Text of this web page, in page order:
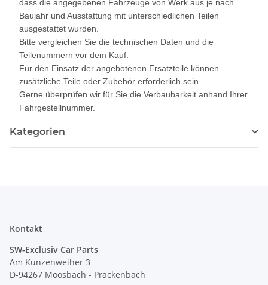
dass die angegebenen Fahrzeuge von Werk aus je nach
Baujahr und Ausstattung mit unterschiedlichen Teilen
ausgestattet wurden.
Bitte vergleichen Sie die technischen Daten und die
Teilenummern vor dem Kauf.
Für den Einsatz der angebotenen Ersatzteile können
zusätzliche Teile oder Zubehör erforderlich sein.
Gerne überprüfen wir für Sie die Verbaubarkeit anhand Ihrer
Fahrgestellnummer.
Kategorien
Kontakt
SW-Exclusiv Car Parts
Am Kunzenweiher 3
D-94267 Moosbach - Prackenbach